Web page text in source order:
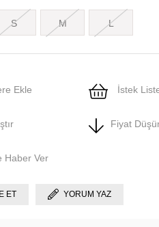
S M L
Ekle İstek
Fiyat
Haber Ver
ET YORUM YAZ